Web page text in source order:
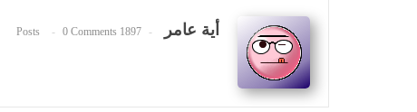
أية عامر 1897 Posts
0 Comments